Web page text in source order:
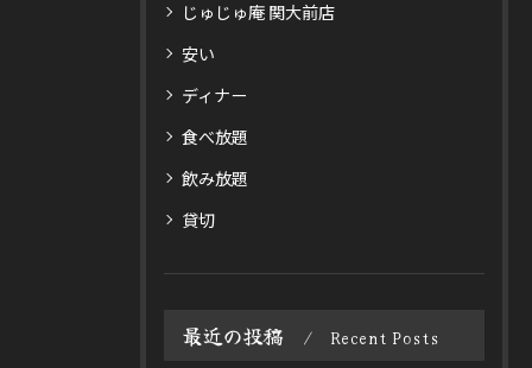
じゅじゅ庵 関大前店
安い
ディナー
食べ放題
飲み放題
貸切
最近の投稿 Recent Posts